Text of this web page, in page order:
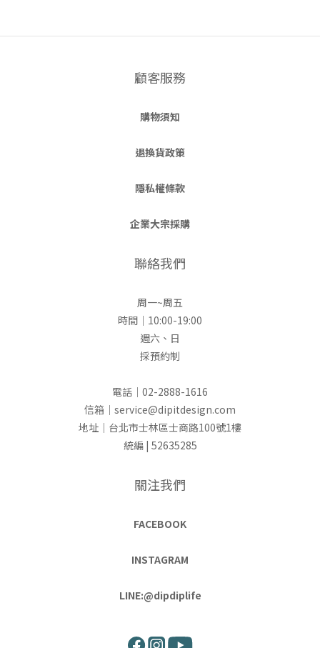
顧客服務
購物須知
退換貨政策
隱私權條款
企業大宗採購
聯絡我們
周一~周五
時間｜10:00-19:00
週六、日
採預約制
電話｜02-2888-1616
信箱｜service@dipitdesign.com
地址｜台北市士林區士商路100號1樓
統編 | 52635285
關注我們
FACEBOOK
INSTAGRAM
LINE:@dipdiplife